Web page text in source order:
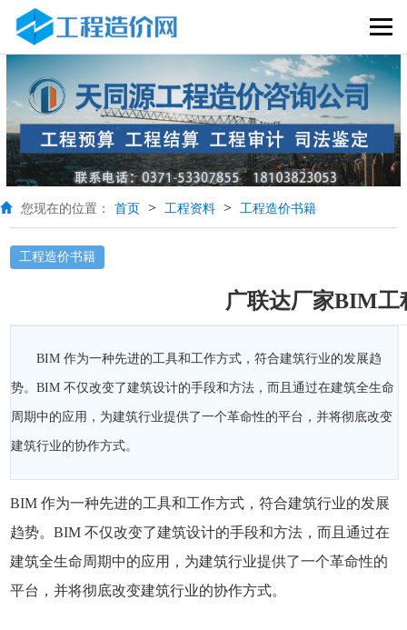
您现在的位置： 首页 > 工程资料 > 工程造价书籍
工程造价书籍
广联达厂家BIM工
BIM 作为一种先进的工具和工作方式，符合建筑行业的发展趋
势。BIM 不仅改变了建筑设计的手段和方法，而且通过在建筑全生命
周期中的应用，为建筑行业提供了一个革命性的平台，并将彻底改变
建筑行业的协作方式。
BIM 作为一种先进的工具和工作方式，符合建筑行业的发展
趋势。BIM 不仅改变了建筑设计的手段和方法，而且通过在
建筑全生命周期中的应用，为建筑行业提供了一个革命性的
平台，并将彻底改变建筑行业的协作方式。